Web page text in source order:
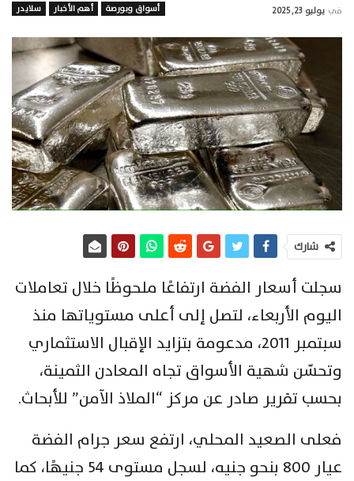
أسواق وبورصة أهم الأخبار سلايدر في يوليو 23, 2025
شارك
سجلت أسعار الفضة ارتفاعًا ملحوظًا خلال تعاملات
اليوم الأربعاء، لتصل إلى أعلى مستوياتها منذ
سبتمبر 2011، مدعومة بتزايد الإقبال الاستثماري
وتحسّن شهية الأسواق تجاه المعادن الثمينة،
بحسب تقرير صادر عن مركز “الملاذ الآمن” للأبحاث.
فعلى الصعيد المحلي، ارتفع سعر جرام الفضة
عيار 800 بنحو جنيه، لسجل مستوى 54 جنيهًا، كما